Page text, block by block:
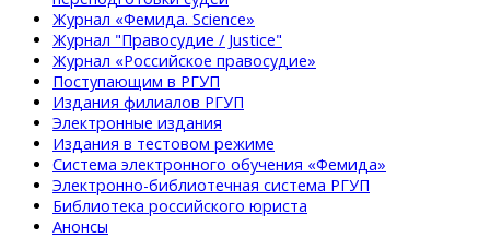
Журнал «Фемида. Science»
Журнал "Правосудие / Justice"
Журнал «Российское правосудие»
Поступающим в РГУП
Издания филиалов РГУП
Электронные издания
Издания в тестовом режиме
Система электронного обучения «Фемида»
Электронно-библиотечная система РГУП
Библиотека российского юриста
Анонсы